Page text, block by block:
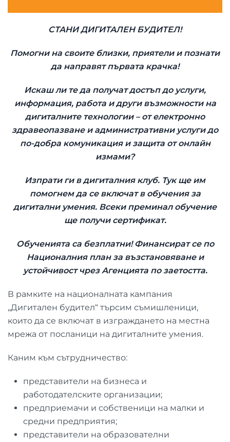
СТАНИ ДИГИТАЛЕН БУДИТЕЛ!
Помогни на своите близки, приятели и познати
да направят първата крачка!
Искаш ли те да получат достъп до услуги,
информация, работа и други възможности на
дигиталните технологии – от електронно
здравеопазване и административни услуги до
по-добра комуникация и защита от онлайн
измами?
Изпрати ги в дигиталния клуб. Тук ще им
помогнем да се включат в обучения за
дигитални умения. Всеки преминал обучение
ще получи сертификат.
Обученията са безплатни! Финансират се по
Националния план за възстановяване и
устойчивост чрез Агенцията по заетостта.
В рамките на националната кампания
„Дигитален будител“ търсим съмишленици,
които да се включат в изграждането на местна
мрежа от посланици на дигиталните умения.
Каним към сътрудничество:
представители на бизнеса и
работодателските организации;
предприемачи и собственици на малки и
средни предприятия;
представители на образователни